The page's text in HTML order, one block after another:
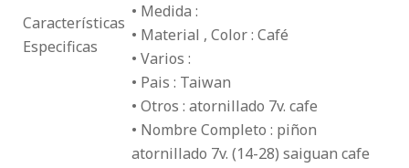
Características
Especificas
• Medida :
• Material , Color : Café
• Varios :
• Pais : Taiwan
• Otros : atornillado 7v. cafe
• Nombre Completo : piñon
atornillado 7v. (14-28) saiguan cafe